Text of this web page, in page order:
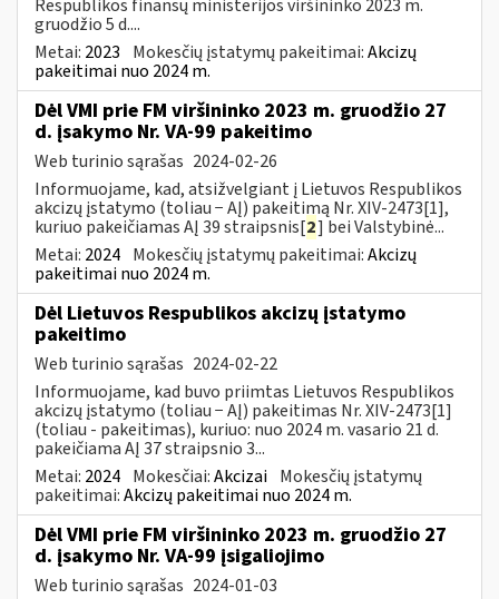
Respublikos finansų ministerijos viršininko 2023 m.
gruodžio 5 d....
Metai: 2023 Mokesčių įstatymų pakeitimai:Akcizų
pakeitimai nuo 2024 m.
Dėl VMI prie FM viršininko 2023 m. gruodžio 27
d. įsakymo Nr. VA-99 pakeitimo
Web turinio sąrašas 2024-02-26
Informuojame, kad, atsižvelgiant į Lietuvos Respublikos
akcizų įstatymo (toliau − AĮ) pakeitimą Nr. XIV-2473[1],
kuriuo pakeičiamas AĮ 39 straipsnis[2] bei Valstybinė...
Metai: 2024 Mokesčių įstatymų pakeitimai:Akcizų
pakeitimai nuo 2024 m.
Dėl Lietuvos Respublikos akcizų įstatymo
pakeitimo
Web turinio sąrašas 2024-02-22
Informuojame, kad buvo priimtas Lietuvos Respublikos
akcizų įstatymo (toliau − AĮ) pakeitimas Nr. XIV-2473[1]
(toliau - pakeitimas), kuriuo: nuo 2024 m. vasario 21 d.
pakeičiama AĮ 37 straipsnio 3...
Metai: 2024 Mokesčiai:Akcizai Mokesčių įstatymų
pakeitimai:Akcizų pakeitimai nuo 2024 m.
Dėl VMI prie FM viršininko 2023 m. gruodžio 27
d. įsakymo Nr. VA-99 įsigaliojimo
Web turinio sąrašas 2024-01-03